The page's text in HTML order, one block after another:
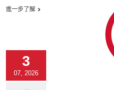
進一步了解
3
07, 2026